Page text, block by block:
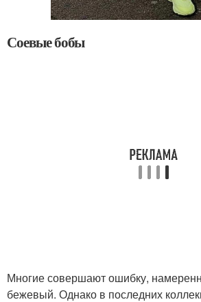
Соевые бобы
Многие совершают ошибку,
бежевый. Однако в последних